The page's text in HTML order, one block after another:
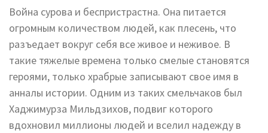
Война сурова и беспристрастна. Она питается
огромным количеством людей, как плесень, что
разъедает вокруг себя все живое и неживое. В
такие тяжелые времена только смелые становятся
героями, только храбрые записывают свое имя в
анналы истории. Одним из таких смельчаков был
Хаджимурза Мильдзихов, подвиг которого
вдохновил миллионы людей и вселил надежду в